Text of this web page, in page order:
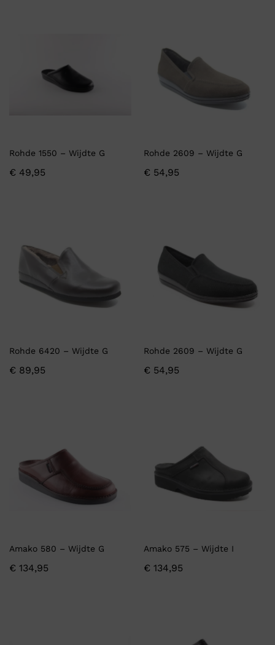
Rohde 1550 – Wijdte G
€ 49,95
Rohde 2609 – Wijdte G
€ 54,95
Rohde 6420 – Wijdte G
€ 89,95
Rohde 2609 – Wijdte G
€ 54,95
Amako 580 – Wijdte G
€ 134,95
Amako 575 – Wijdte I
€ 134,95